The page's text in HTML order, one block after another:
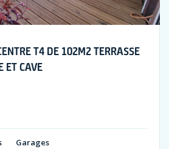
T4 DE 102M2 TERRASSE
ET CAVE
Garages